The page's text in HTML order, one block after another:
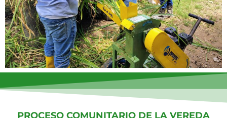
PROCESO COMUNITARIO DE LA VEREDA